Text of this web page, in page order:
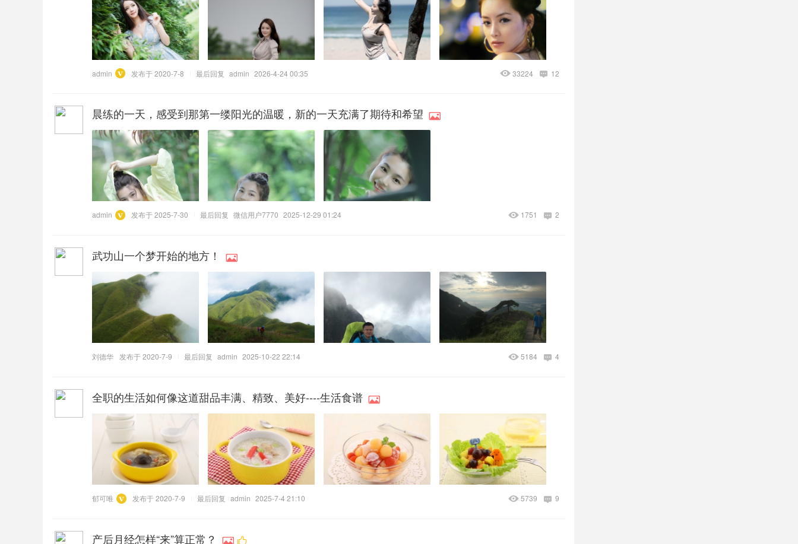
admin 发布于 2020-7-8 最后回复 admin 2026-4-24 00:35 12
33224
晨练的一天，感受到那第一缕阳光的温暖，新的一天充满了期待和希望
admin 发布于 2025-7-30 最后回复 微信用户7770 2025-12-29 01:24 2
1751
武功山一个梦开始的地方！
刘德华 发布于 2020-7-9 最后回复 admin 2025-10-22 22:14 4
5184
全职的生活如何像这道甜品丰满、精致、美好----生活食谱
郁可唯 发布于 2020-7-9 最后回复 admin 2025-7-4 21:10 9
5739
产后月经怎样“来”算正常？